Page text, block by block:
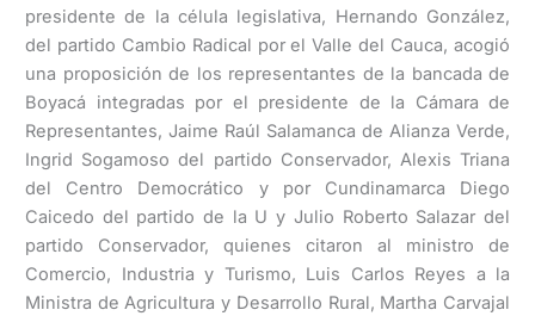
presidente de la célula legislativa, Hernando González,
del partido Cambio Radical por el Valle del Cauca, acogió
una proposición de los representantes de la bancada de
Boyacá integradas por el presidente de la Cámara de
Representantes, Jaime Raúl Salamanca de Alianza Verde,
Ingrid Sogamoso del partido Conservador, Alexis Triana
del Centro Democrático y por Cundinamarca Diego
Caicedo del partido de la U y Julio Roberto Salazar del
partido Conservador, quienes citaron al ministro de
Comercio, Industria y Turismo, Luis Carlos Reyes a la
Ministra de Agricultura y Desarrollo Rural, Martha Carvajal